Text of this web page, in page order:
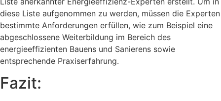
diese Liste aufgenommen zu werden, müssen die Experten
bestimmte Anforderungen erfüllen, wie zum Beispiel eine
abgeschlossene Weiterbildung im Bereich des
energieeffizienten Bauens und Sanierens sowie
entsprechende Praxiserfahrung.
Fazit: